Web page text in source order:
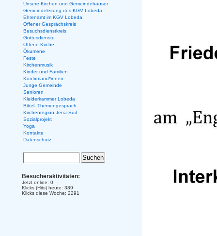
Unsere Kirchen und Gemeindehäuser
Gemeindeleitung des KGV Lobeda
Ehrenamt im KGV Lobeda
Offener Gesprächskreis
Besuchsdienstkreis
Gottesdienste
Offene Kirche
Ökumene
Feste
Kirchenmusik
Kinder und Familien
Konfirmand*innen
Junge Gemeinde
Senioren
Kleiderkammer Lobeda
Bibel- Themengespräch
Kirchenregion Jena-Süd
Sozialprojekt
Yoga
Kontakte
Datenschutz
Besucheraktivitäten:
Jetzt online: 0
Klicks (Hits) heute: 389
Klicks diese Woche: 2291